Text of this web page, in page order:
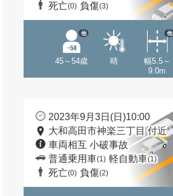
死亡(0) 負傷(3)
45～54歳
他
晴
幅5.5～
9.0m
他
2023年9月3日(日)10:00
大和高田市神楽三丁目 付近
車両相互 小破事故
普通乗用車(1) 軽自動車(1)
死亡(0) 負傷(2)